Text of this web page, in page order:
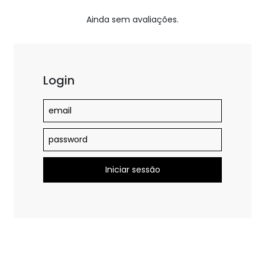
Ainda sem avaliações.
Login